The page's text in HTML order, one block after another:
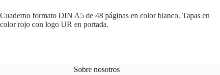
Cuaderno formato DIN A5 de 48 páginas en color blanco. Tapas en
color rojo con logo UR en portada.
Sobre nosotros